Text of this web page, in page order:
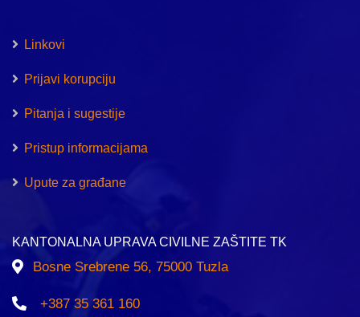
Linkovi
Prijavi korupciju
Pitanja i sugestije
Pristup informacijama
Upute za građane
KANTONALNA UPRAVA CIVILNE ZAŠTITE TK
Bosne Srebrene 56, 75000 Tuzla
+387 35 361 160